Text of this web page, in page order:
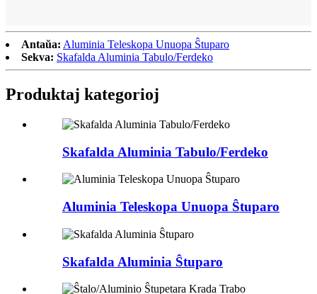
Antaŭa: Aluminia Teleskopa Unuopa Ŝtuparo
Sekva: Skafalda Aluminia Tabulo/Ferdeko
Produktaj kategorioj
Skafalda Aluminia Tabulo/Ferdeko
Aluminia Teleskopa Unuopa Ŝtuparo
Skafalda Aluminia Ŝtuparo